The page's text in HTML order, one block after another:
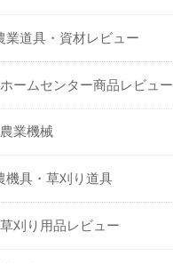
業道具・資材レビュー
ホームセンター商品レビュー
農業機械
機具・草刈り道具
草刈り用品レビュー